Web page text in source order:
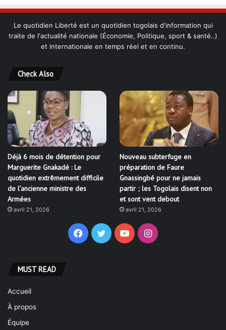
Le quotidien Liberté est un quotidien togolais d'information qui
traite de l'actualité nationale (Économie, Politique, sport & santé..)
et internationale en temps réel et en continu.
Déjà 6 mois de détention pour
Marguerite Gnakadé : Le
quotidien extrêmement difficile
de l’ancienne ministre des
Armées
avril 21, 2026
Nouveau subterfuge en
préparation de Faure
Gnassingbé pour ne jamais
partir ; les Togolais disent non
et sont vent debout
avril 21, 2026
À propos
Équipe
Acheter maintenant!